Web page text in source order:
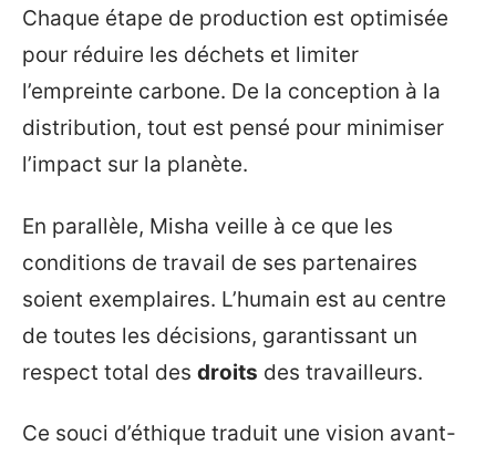
Chaque étape de production est optimisée
pour réduire les déchets et limiter
l’empreinte carbone. De la conception à la
distribution, tout est pensé pour minimiser
l’impact sur la planète.
En parallèle, Misha veille à ce que les
conditions de travail de ses partenaires
soient exemplaires. L’humain est au centre
de toutes les décisions, garantissant un
respect total des droits des travailleurs.
Ce souci d’éthique traduit une vision avant-